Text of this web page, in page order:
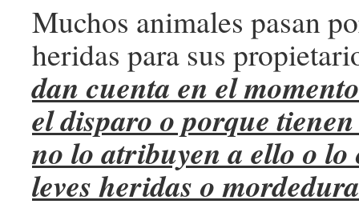
Muchos animales pasan
heridas para sus
dan cuenta en el
el disparo o porque
no lo atribuyen a ello o
leves heridas o